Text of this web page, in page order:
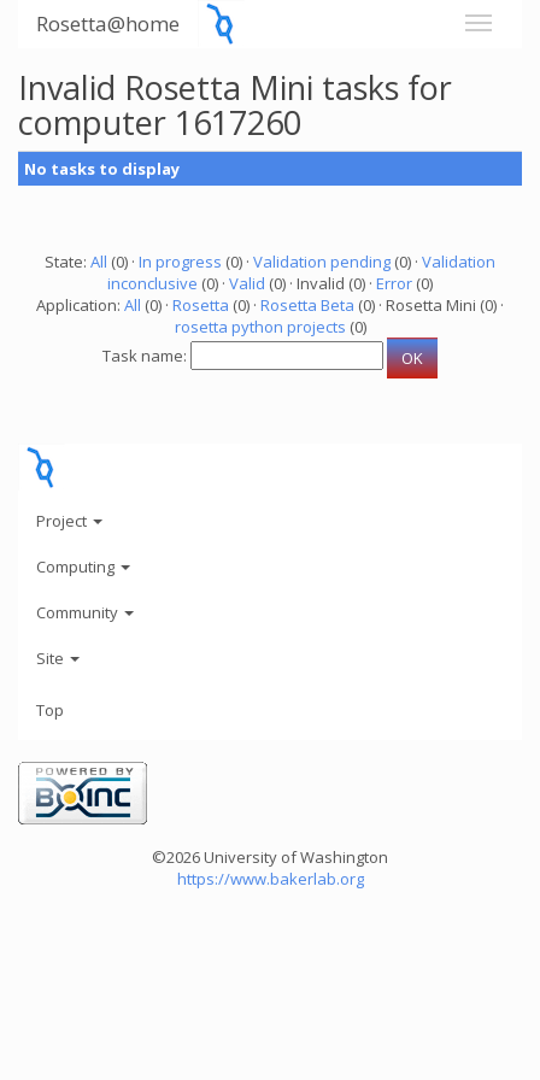
Rosetta@home
Invalid Rosetta Mini tasks for
computer 1617260
No tasks to display
State: All (0) · In progress (0) · Validation pending (0) · Validation
inconclusive (0) · Valid (0) · Invalid (0) · Error (0)
Application: All (0) · Rosetta (0) · Rosetta Beta (0) · Rosetta Mini (0) ·
rosetta python projects (0)
Task name:
Project
Computing
Community
Site
Top
©2026 University of Washington
https://www.bakerlab.org